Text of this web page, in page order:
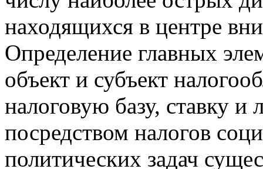
находящихся в центре
Определение главных
объект и субъект
налоговую базу, ставку и
посредством налогов
политических задач